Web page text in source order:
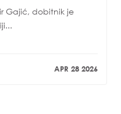
Gajić, dobitnik je
APR 28 2026